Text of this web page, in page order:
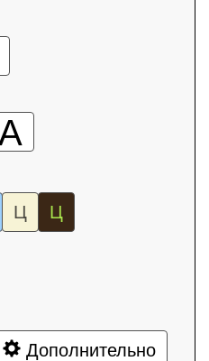
Ц Ц
Дополнительно